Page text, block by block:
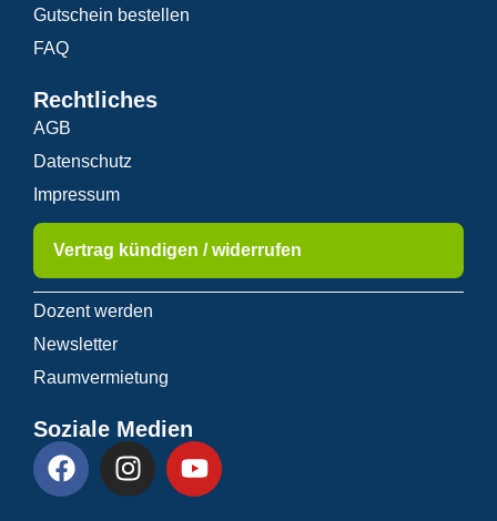
Gutschein bestellen
FAQ
Rechtliches
AGB
Datenschutz
Impressum
Vertrag kündigen / widerrufen
Dozent werden
Newsletter
Raumvermietung
Soziale Medien